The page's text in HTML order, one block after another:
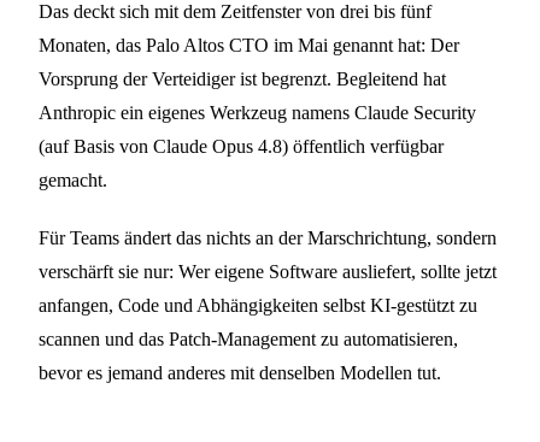
Das deckt sich mit dem Zeitfenster von drei bis fünf
Monaten, das Palo Altos CTO im Mai genannt hat: Der
Vorsprung der Verteidiger ist begrenzt. Begleitend hat
Anthropic ein eigenes Werkzeug namens Claude Security
(auf Basis von Claude Opus 4.8) öffentlich verfügbar
gemacht.
Für Teams ändert das nichts an der Marschrichtung, sondern
verschärft sie nur: Wer eigene Software ausliefert, sollte jetzt
anfangen, Code und Abhängigkeiten selbst KI-gestützt zu
scannen und das Patch-Management zu automatisieren,
bevor es jemand anderes mit denselben Modellen tut.